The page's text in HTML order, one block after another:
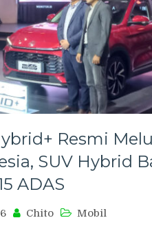
Resmi
SUV Hybrid
ADAS
Chito Mobil